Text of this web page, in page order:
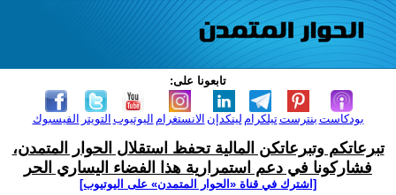
تابعونا على:
الفيسبوك التويتر اليوتيوب الانستغرام لينكدإن تيلكرامبنترست بودكاست
تبرعاتكم وتبرعاتكن المالية تحفظ استقلال الحوار المتمدن،
فشاركونا في دعم استمرارية هذا الفضاء اليساري الحر
[اشترك في قناة ‫«الحوار المتمدن» على اليوتيوب]